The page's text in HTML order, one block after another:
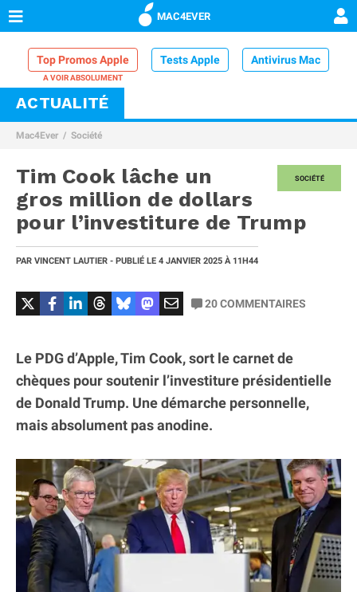
MAC4EVER
Top Promos Apple Tests Apple Antivirus Mac
VPN Mac
Comparatif iPhone
ACTUALITÉ
Mac4Ever Société
SOCIÉTÉ
Tim Cook lâche un
gros million de dollars
pour l’investiture de Trump
PAR VINCENT LAUTIER - PUBLIÉ LE 4 JANVIER 2025 À 11H44
20COMMENTAIRES
Le PDG d’Apple, Tim Cook, sort le carnet de
chèques pour soutenir l’investiture présidentielle
de Donald Trump. Une démarche personnelle,
mais absolument pas anodine.